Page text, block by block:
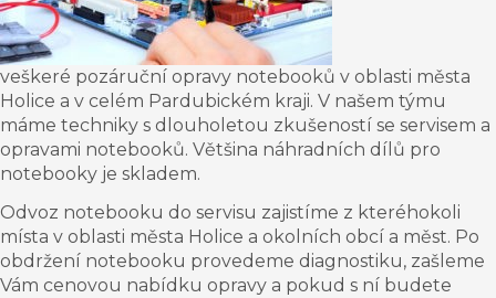
veškeré pozáruční opravy notebooků v oblasti města
Holice a v celém Pardubickém kraji. V našem týmu
máme techniky s dlouholetou zkušeností se servisem a
opravami notebooků. Většina náhradních dílů pro
notebooky je skladem.
Odvoz notebooku do servisu zajistíme z kteréhokoli
místa v oblasti města Holice a okolních obcí a měst. Po
obdržení notebooku provedeme diagnostiku, zašleme
Vám cenovou nabídku opravy a pokud s ní budete